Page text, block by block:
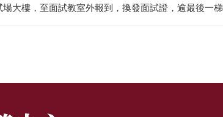
大樓，至面試教室外報到，換發面試證，逾最後一